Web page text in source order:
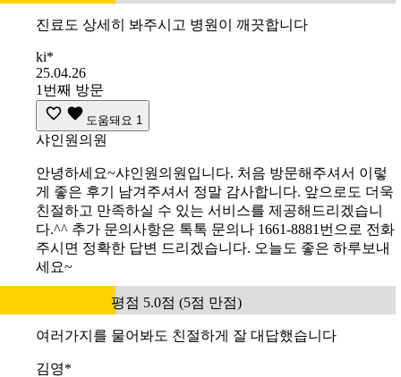
진료도 상세히 봐주시고 병원이 깨끗합니다
ki*
25.04.26
1번째 방문
도움돼요 1
샤인원의원
안녕하세요~샤인원의원입니다. 처음 방문해주셔서 이렇
게 좋은 후기 남겨주셔서 정말 감사합니다. 앞으로도 더욱
친절하고 만족하실 수 있는 서비스를 제공해드리겠습니
다.^^ 추가 문의사항은 톡톡 문의나 1661-8881번으로 전화
주시면 정확한 답변 드리겠습니다. 오늘도 좋은 하루보내
세요~
평점 5.0점 (5점 만점)
여러가지를 물어봐도 친절하게 잘 대답했습니다
김영*